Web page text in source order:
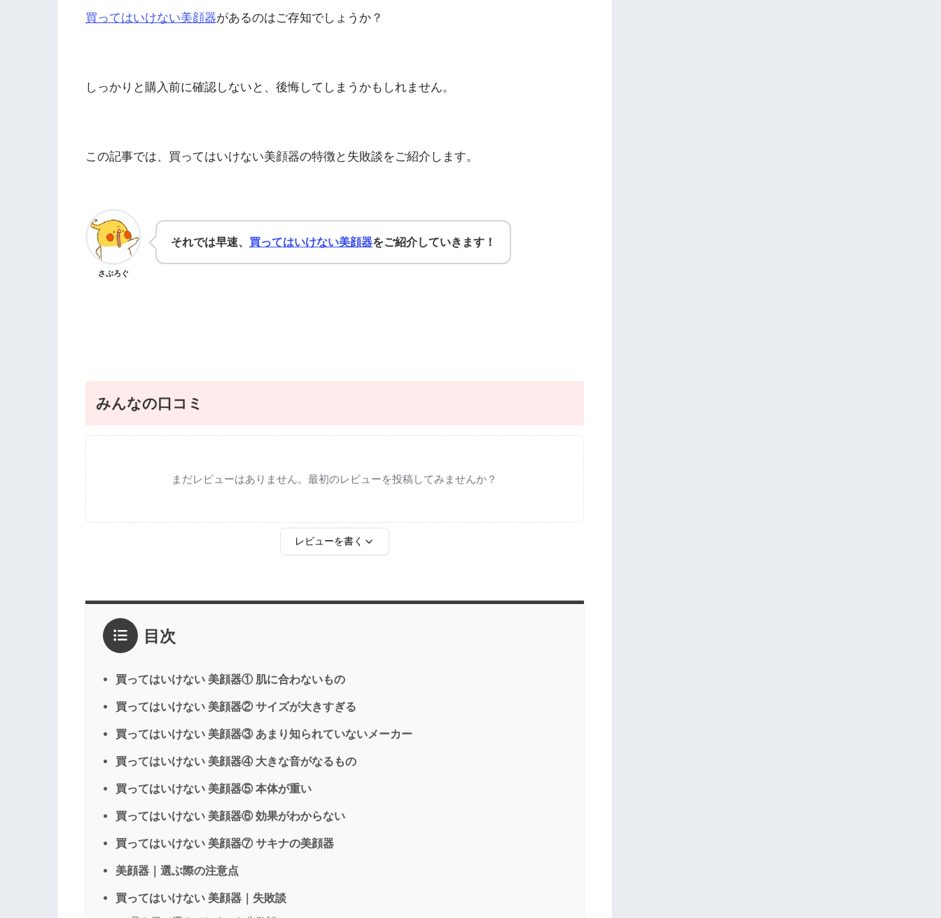
買ってはいけない美顔器があるのはご存知でしょうか？
しっかりと購入前に確認しないと、後悔してしまうかもしれません。
この記事では、買ってはいけない美顔器の特徴と失敗談をご紹介します。
さぶろぐ
それでは早速、 買ってはいけない美顔器をご紹介していきます！
みんなの口コミ
まだレビューはありません。最初のレビューを投稿してみませんか？
レビューを書く
2点
1点
感想*
名前 （任意）
目次
買ってはいけない 美顔器① 肌に合わないもの
買ってはいけない 美顔器② サイズが大きすぎる
買ってはいけない 美顔器③ あまり知られていないメーカー
買ってはいけない 美顔器④ 大きな音がなるもの
買ってはいけない 美顔器⑤ 本体が重い
買ってはいけない 美顔器⑥ 効果がわからない
買ってはいけない 美顔器⑦ サキナの美顔器
美顔器｜選ぶ際の注意点
買ってはいけない 美顔器｜失敗談